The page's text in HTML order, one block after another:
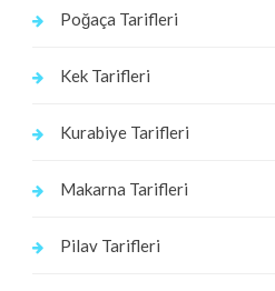
Poğaça Tarifleri
Kek Tarifleri
Kurabiye Tarifleri
Makarna Tarifleri
Pilav Tarifleri